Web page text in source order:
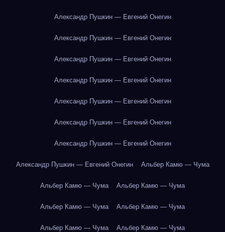
Александр Пушкин — Евгений Онегин
Александр Пушкин — Евгений Онегин
Александр Пушкин — Евгений Онегин
Александр Пушкин — Евгений Онегин
Александр Пушкин — Евгений Онегин
Александр Пушкин — Евгений Онегин
Александр Пушкин — Евгений Онегин
Александр Пушкин — Евгений Онегин Альбер Камю — Чума
Альбер Камю — Чума Альбер Камю — Чума
Альбер Камю — Чума Альбер Камю — Чума
Альбер Камю — Чума Альбер Камю — Чума